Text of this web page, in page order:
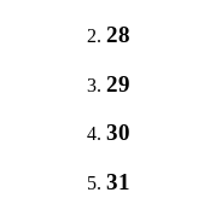
28
29
30
31